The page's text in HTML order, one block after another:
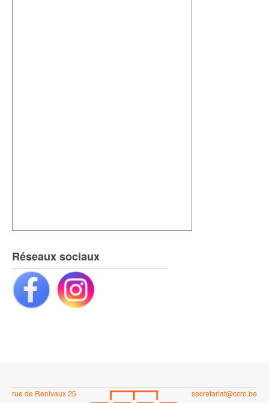
Réseaux sociaux
rue de Renivaux 25 secretariat@ccro.be